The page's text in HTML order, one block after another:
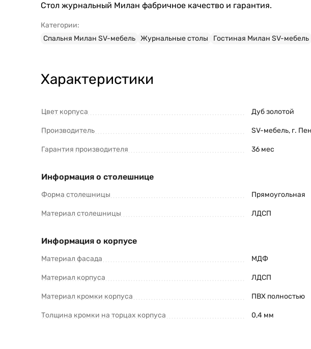
Стол журнальный Милан фабричное качество и гарантия.
Категории:
Спальня Милан SV-мебель Журнальные столы Гостиная Милан SV-мебель
Характеристики
Цвет корпуса Дуб золотой
Производитель SV-мебель, г.
Гарантия производителя 36 мес
Информация о столешнице
Форма столешницы Прямоугольная
Материал столешницы ЛДСП
Информация о корпусе
Материал фасада МДФ
Материал корпуса ЛДСП
Материал кромки корпуса ПВХ полностью
Толщина кромки на торцах корпуса 0,4 мм